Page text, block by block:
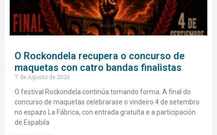
O Rockondela recupera o concurso de
maquetas con catro bandas finalistas
7 de Agosto de 2026
O festival Rockondela continúa tomando forma. A final do
concurso de maquetas celebrarase o vindeiro 4 de setembro
no espazo La Fábrica, con entrada gratuíta e a participación
de Espabila